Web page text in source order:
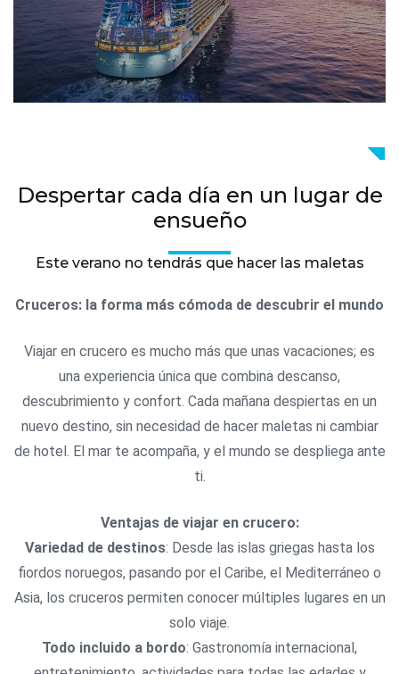
Despertar cada día en un lugar de
ensueño
Este verano no tendrás que hacer las maletas
Cruceros: la forma más cómoda de descubrir el mundo
Viajar en crucero es mucho más que unas vacaciones; es
una experiencia única que combina descanso,
descubrimiento y confort. Cada mañana despiertas en un
nuevo destino, sin necesidad de hacer maletas ni cambiar
de hotel. El mar te acompaña, y el mundo se despliega ante
ti.
Ventajas de viajar en crucero:
Variedad de destinos: Desde las islas griegas hasta los
fiordos noruegos, pasando por el Caribe, el Mediterráneo o
Asia, los cruceros permiten conocer múltiples lugares en un
solo viaje.
Todo incluido a bordo: Gastronomía internacional,